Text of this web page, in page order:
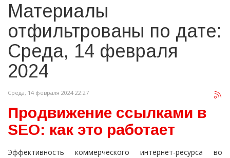
Материалы
отфильтрованы по дате:
Среда, 14 февраля
2024
Среда, 14 февраля 2024 22:27
Продвижение ссылками в
SEO: как это работает
Эффективность коммерческого интернет-ресурса во